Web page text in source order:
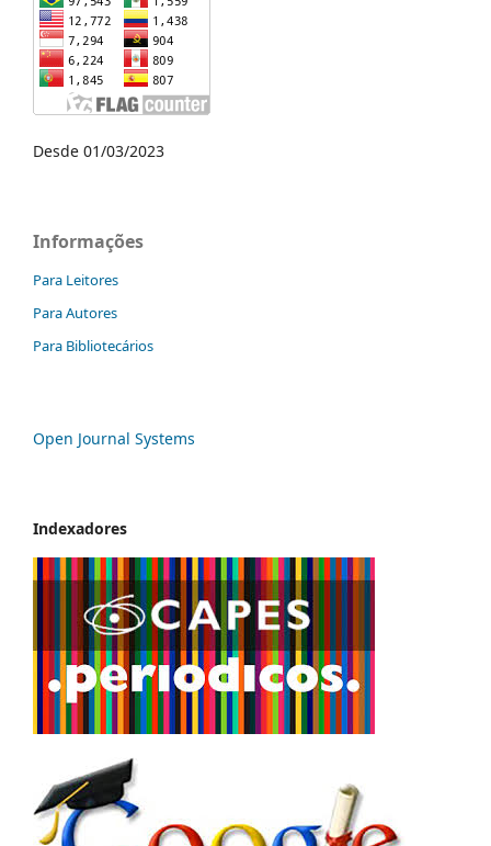
Desde 01/03/2023
Informações
Para Leitores
Para Autores
Para Bibliotecários
Open Journal Systems
Indexadores